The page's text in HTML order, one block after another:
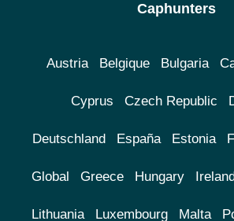
Caphunters
Austria Belgique Bulgaria
Cyprus Czech Republic
Deutschland España Estonia
Global Greece Hungary Ireland
Lithuania Luxembourg Malta